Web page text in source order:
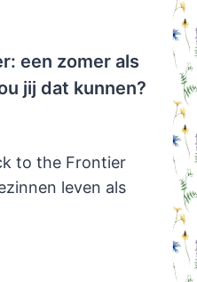
een zomer als
jij dat kunnen?
to the Frontier
leven als